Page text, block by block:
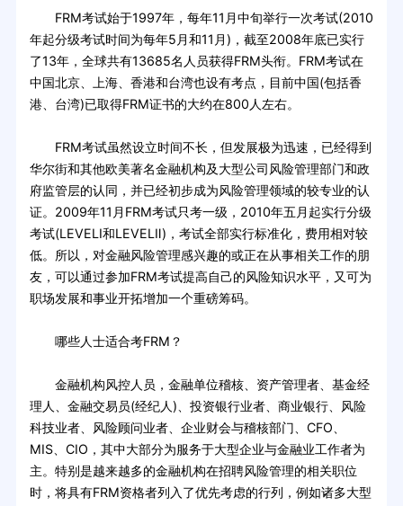
FRM考试始于1997年，每年11月中旬举行一次考试(2010
年起分级考试时间为每年5月和11月)，截至2008年底已实行
了13年，全球共有13685名人员获得FRM头衔。FRM考试在
中国北京、上海、香港和台湾也设有考点，目前中国(包括香
港、台湾)已取得FRM证书的大约在800人左右。
FRM考试虽然设立时间不长，但发展极为迅速，已经得到
华尔街和其他欧美著名金融机构及大型公司风险管理部门和政
府监管层的认同，并已经初步成为风险管理领域的较专业的认
证。2009年11月FRM考试只考一级，2010年五月起实行分级
考试(LEVELⅠ和LEVELⅡ)，考试全部实行标准化，费用相对较
低。所以，对金融风险管理感兴趣的或正在从事相关工作的朋
友，可以通过参加FRM考试提高自己的风险知识水平，又可为
职场发展和事业开拓增加一个重磅筹码。
哪些人士适合考FRM？
金融机构风控人员，金融单位稽核、资产管理者、基金经
理人、金融交易员(经纪人)、投资银行业者、商业银行、风险
科技业者、风险顾问业者、企业财会与稽核部门、CFO、
MIS、CIO，其中大部分为服务于大型企业与金融业工作者为
主。特别是越来越多的金融机构在招聘风险管理的相关职位
时，将具有FRM资格者列入了优先考虑的行列，例如诸多大型